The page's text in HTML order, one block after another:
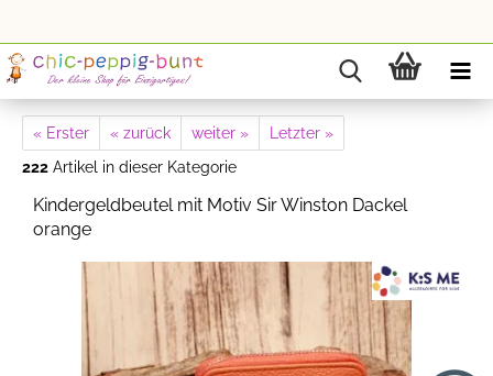
« Erster « zurück weiter »
Letzter »
222 Artikel in dieser Kategorie
Kindergeldbeutel mit Motiv Sir Winston Dackel
orange